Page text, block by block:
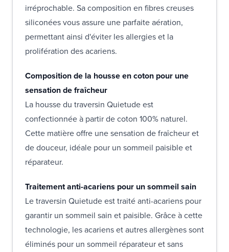
irréprochable. Sa composition en fibres creuses
siliconées vous assure une parfaite aération,
permettant ainsi d'éviter les allergies et la
prolifération des acariens.
Composition de la housse en coton pour une
sensation de fraîcheur
La housse du traversin Quietude est
confectionnée à partir de coton 100% naturel.
Cette matière offre une sensation de fraîcheur et
de douceur, idéale pour un sommeil paisible et
réparateur.
Traitement anti-acariens pour un sommeil sain
Le traversin Quietude est traité anti-acariens pour
garantir un sommeil sain et paisible. Grâce à cette
technologie, les acariens et autres allergènes sont
éliminés pour un sommeil réparateur et sans